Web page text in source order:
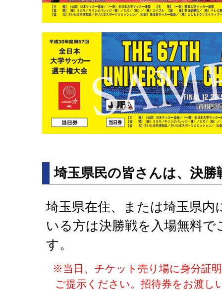
埼玉県民の皆さんは、決勝
埼玉県在住、または埼玉県内
いる方は決勝戦を入場無料
す。
※当日、チケット売り場に身分証
ご提示ください。招待券をお渡し